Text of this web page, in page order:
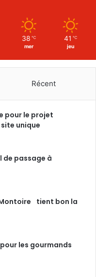
38 ℃
mer
41 ℃
jeu
Récent
pour le projet
unique
de passage à
tient bon la
les gourmands